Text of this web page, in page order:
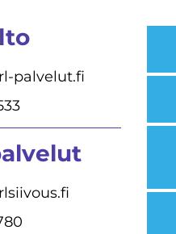
palvelut.fi